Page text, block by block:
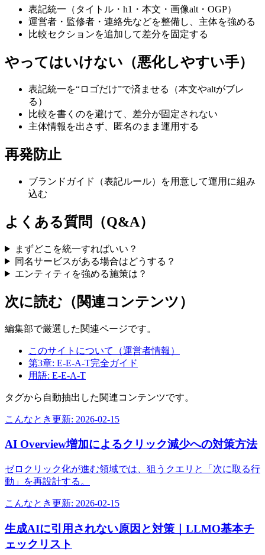
表記統一（タイトル・h1・本文・画像alt・OGP）
運営者・監修者・連絡先などを整備し、主体を強める
比較セクションを追加して差分を固定する
やってはいけない（悪化しやすい手）
表記統一を“ロゴだけ”で済ませる（本文やaltがブレ
る）
比較を書くのを避けて、差分が固定されない
主体情報を出さず、匿名のまま運用する
再発防止
ブランドガイド（表記ルール）を用意して運用に組み
込む
よくある質問（Q&A）
まずどこを統一すればいい？
同名サービスがある場合はどうする？
エンティティを強める施策は？
次に読む（関連コンテンツ）
編集部で厳選した関連ページです。
このサイトについて（運営者情報）
第3章: E-E-A-T完全ガイド
用語: E-E-A-T
タグから自動抽出した関連コンテンツです。
こんなとき更新: 2026-02-15
AI Overview増加によるクリック減少への対策方法
ゼロクリック化が進む領域では、狙うクエリと「次に取る行
動」を再設計する。
こんなとき更新: 2026-02-15
生成AIに引用されない原因と対策｜LLMO基本チ
ェックリスト